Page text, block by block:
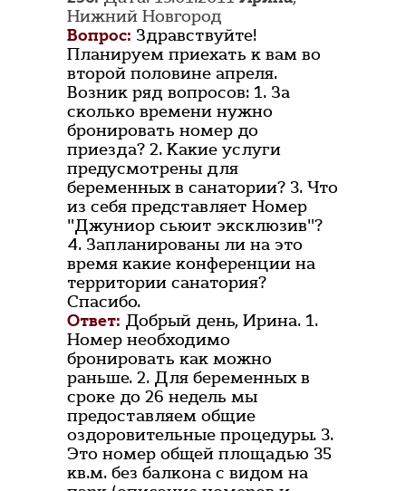
Нижний Новгород
Вопрос: Здравствуйте!
Планируем приехать к вам во
второй половине апреля.
Возник ряд вопросов: 1. За
сколько времени нужно
бронировать номер до
приезда? 2. Какие услуги
предусмотрены для
беременных в санатории? 3. Что
из себя представляет Номер
"Джуниор сьюит эксклюзив"?
4. Запланированы ли на это
время какие конференции на
территории санатория?
Спасибо.
Ответ: Добрый день, Ирина. 1.
Номер необходимо
бронировать как можно
раньше. 2. Для беременных в
сроке до 26 недель мы
предоставляем общие
оздоровительные процедуры. 3.
Это номер общей площадью 35
кв.м. без балкона с видом на